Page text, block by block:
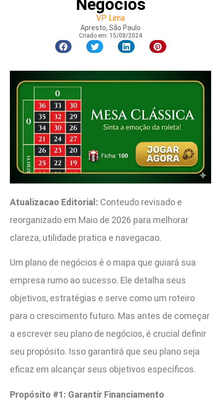
Negócios
VP Lima
Apresto, São Paulo
Criado em: 15/08/2024
Atualizacao Editorial: Conteudo revisado e
reorganizado em Maio de 2026 para melhorar
clareza, utilidade pratica e navegacao.
Um plano de negócios é o mapa que guiará sua
empresa rumo ao sucesso. Ele detalha seus
objetivos, estratégias e serve como um roteiro
para o crescimento futuro. Mas antes de começar
a escrever seu plano de negócios, é crucial definir
seu propósito. Isso garantirá que seu plano seja
eficaz em alcançar seus objetivos específicos.
Propósito #1: Garantir Financiamento